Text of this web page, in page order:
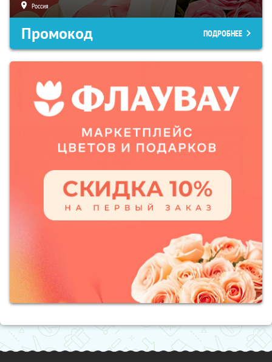
Россия
Промокод ПОДРОБНЕЕ